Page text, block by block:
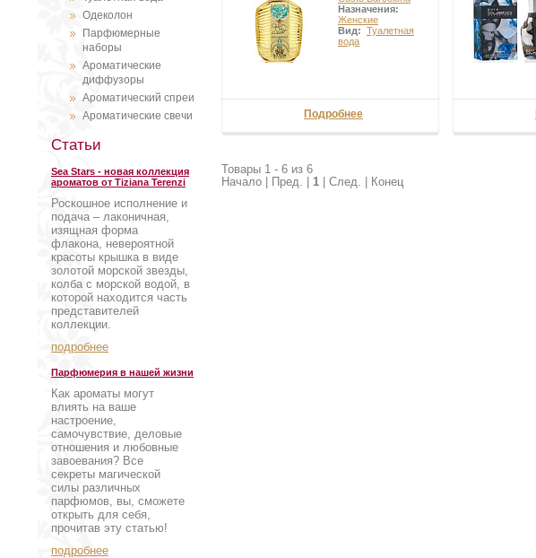
Одеколон
Парфюмерные
наборы
Ароматические
диффузоры
Ароматический спреи
Ароматические свечи
Статьи
Sea Stars - новая коллекция
ароматов от Tiziana Terenzi
Роскошное исполнение и
подача – лаконичная,
изящная форма
флакона, невероятной
красоты крышка в виде
золотой морской звезды,
колба с морской водой, в
которой находится часть
представителей
коллекции.
подробнее
Парфюмерия в нашей жизни
Как ароматы могут
влиять на ваше
настроение,
самочувствие, деловые
отношения и любовные
завоевания? Все
секреты магической
силы различных
парфюмов, вы, сможете
открыть для себя,
прочитав эту статью!
подробнее
Назначения:
Женские
Вид: Туалетная
вода
Подробнее
Товары 1 - 6 из 6
Начало | Пред. | 1 | След. | Конец